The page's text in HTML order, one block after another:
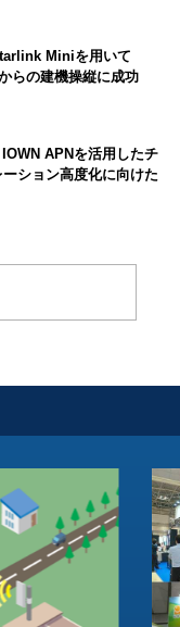
Miniを用いて
らの建機操縦に成功
APNを活用したチ
ション高度化に向けた